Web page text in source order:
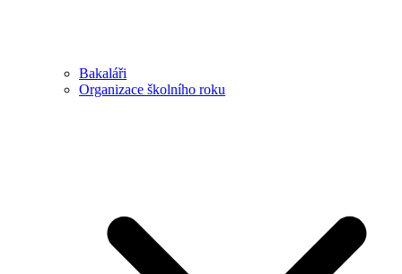
Bakaláři
Organizace školního roku